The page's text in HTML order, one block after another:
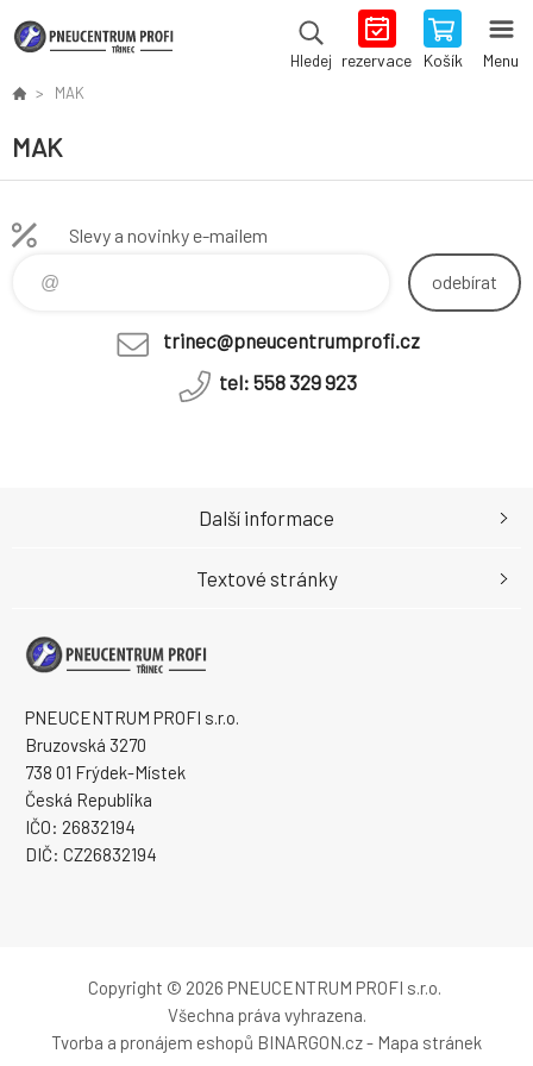
Hledej rezervace Košík Menu
MAK
MAK
Slevy a novinky e-mailem
odebírat
trinec@pneucentrumprofi.cz
tel: 558 329 923
PNEUCENTRUM PROFI s.r.o.
Bruzovská 3270
738 01 Frýdek-Místek
Česká Republika
IČO: 26832194
DIČ: CZ26832194
Další informace
Textové stránky
Copyright © 2026 PNEUCENTRUM PROFI s.r.o.
Všechna práva vyhrazena.
Tvorba a pronájem eshopů BINARGON.cz- Mapa stránek